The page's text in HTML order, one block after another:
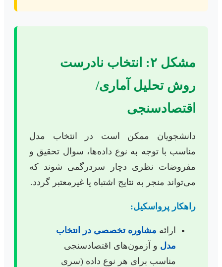
مشکل ۲: انتخاب نادرست
روش تحلیل آماری/
اقتصادسنجی
دانشجویان ممکن است در انتخاب مدل
مناسب با توجه به نوع داده‌ها، سوال تحقیق و
مفروضات نظری دچار سردرگمی شوند که
می‌تواند منجر به نتایج اشتباه یا غیرمعتبر گردد.
راهکار پرواسکیل:
ارائه مشاوره تخصصی در انتخاب
مدل و آزمون‌های اقتصادسنجی
مناسب برای هر نوع داده (سری